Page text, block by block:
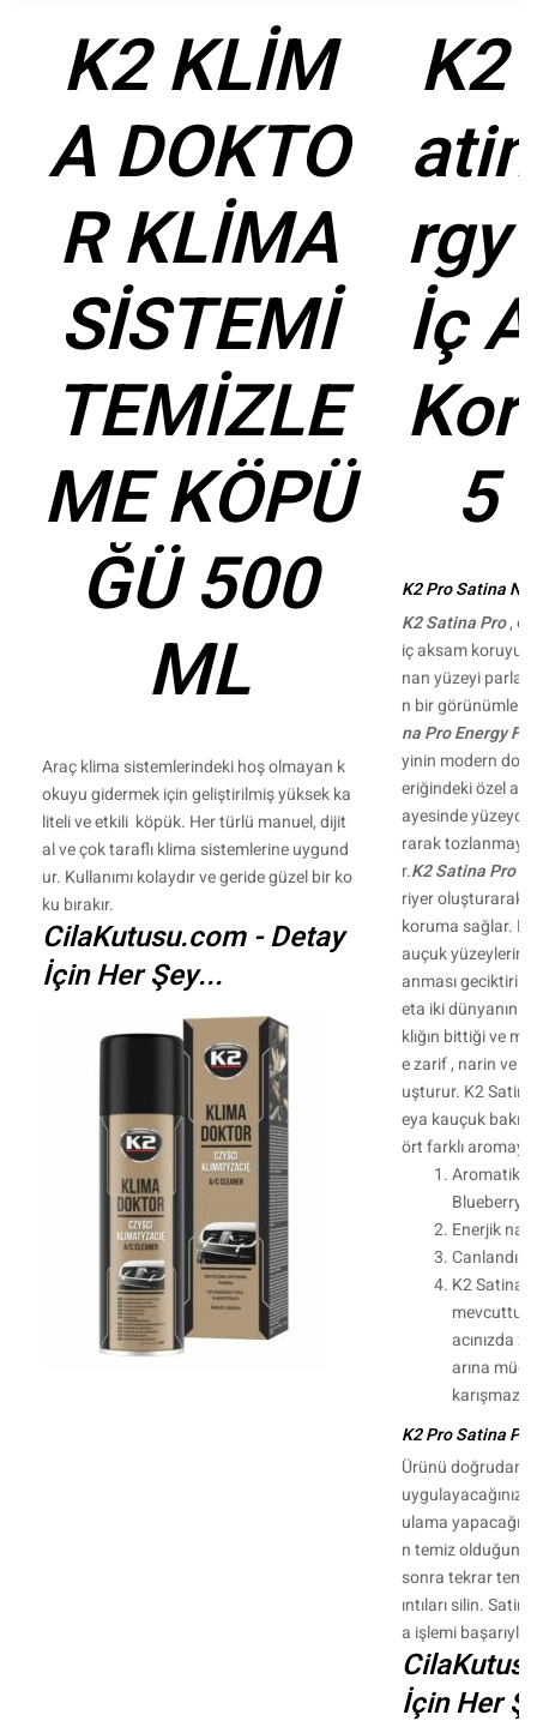
K2 KLİM
A DOKTO
R KLİMA
SİSTEMİ
TEMİZLE
ME KÖPÜ
ĞÜ 500
ML
Araç klima sistemlerindeki hoş olmayan k
okuyu gidermek için geliştirilmiş yüksek ka
liteli ve etkili köpük. Her türlü manuel, dijit
al ve çok taraflı klima sistemlerine uygund
ur. Kullanımı kolaydır ve geride güzel bir ko
ku bırakır.
CilaKutusu.com - Detay
İçin Her Şey...
K2
rgy
İç
5
K2 Pro Satina
K2 Satina Pro,
iç aksam
nan yüzeyi
n bir görünümle
na Pro Energy
yinin modern
eriğindeki özel
ayesinde
rarak tozlanmayı
r.K2 Satina Pro,
riyer oluşturarak
koruma sağlar.
auçuk yüzeylerin
anması
eta iki dünyanın
klığın bittiği ve
e zarif , narin ve
uşturur. K2
eya kauçuk
ört farklı
Aromatik
Blueberry)
Enerjik
K2 Satina
acınızda
arına
karışmaz.
K2 Pro Satina
Ürünü doğrudan
uygulayacağınız
ulama
n temiz olduğuna
sonra tekrar
ıntıları silin.
a işlemi başarıyla
İçin Her